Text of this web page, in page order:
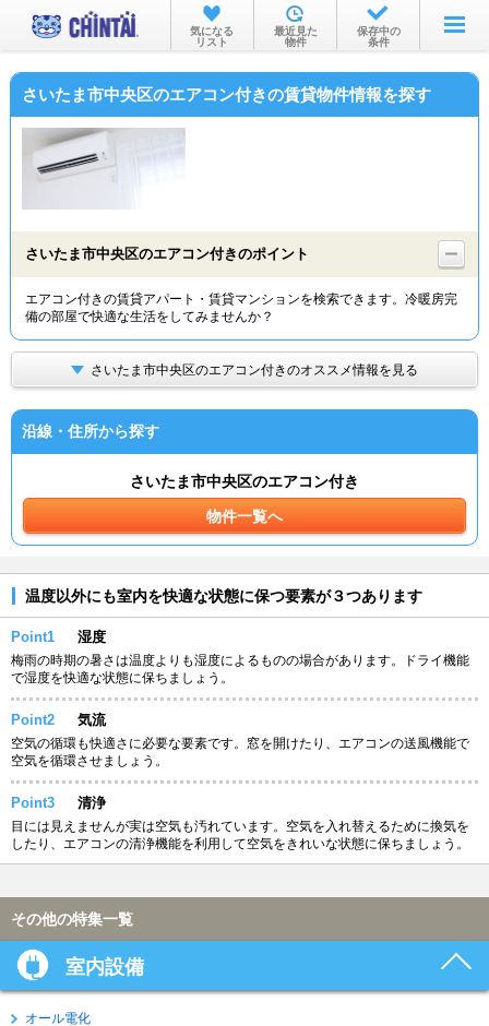
お部屋を探す
沿線・駅から
物件特集から
TOP
気になる
リスト
最近見た
物件
保存中の
条件
さいたま市中央区のエアコン付きの賃貸物件情報を探す
さいたま市中央区のエアコン付きのポイント
エアコン付きの賃貸アパート・賃貸マンションを検索できます。冷暖房完
備の部屋で快適な生活をしてみませんか？
さいたま市中央区のエアコン付きのオススメ情報を見る
沿線・住所から探す
さいたま市中央区のエアコン付き
物件一覧へ
温度以外にも室内を快適な状態に保つ要素が３つあります
Point1 湿度
梅雨の時期の暑さは温度よりも湿度によるものの場合があります。ドライ機能
で湿度を快適な状態に保ちましょう。
Point2 気流
空気の循環も快適さに必要な要素です。窓を開けたり、エアコンの送風機能で
空気を循環させましょう。
Point3 清浄
目には見えませんが実は空気も汚れています。空気を入れ替えるために換気を
したり、エアコンの清浄機能を利用して空気をきれいな状態に保ちましょう。
その他の特集一覧
室内設備
オール電化